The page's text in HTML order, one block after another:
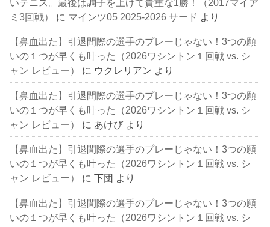
いテニス。最後は調子を上げて貴重な1勝！（2017マイア
ミ3回戦）
に マインツ05 2025-2026 サード より
【鼻血出た】引退間際の選手のプレーじゃない！3つの願
いの１つが早くも叶った（2026ワシントン１回戦 vs. シ
ャン レビュー）
に ウクレリアン より
【鼻血出た】引退間際の選手のプレーじゃない！3つの願
いの１つが早くも叶った（2026ワシントン１回戦 vs. シ
ャン レビュー）
に あけび より
【鼻血出た】引退間際の選手のプレーじゃない！3つの願
いの１つが早くも叶った（2026ワシントン１回戦 vs. シ
ャン レビュー）
に下団 より
【鼻血出た】引退間際の選手のプレーじゃない！3つの願
いの１つが早くも叶った（2026ワシントン１回戦 vs. シ